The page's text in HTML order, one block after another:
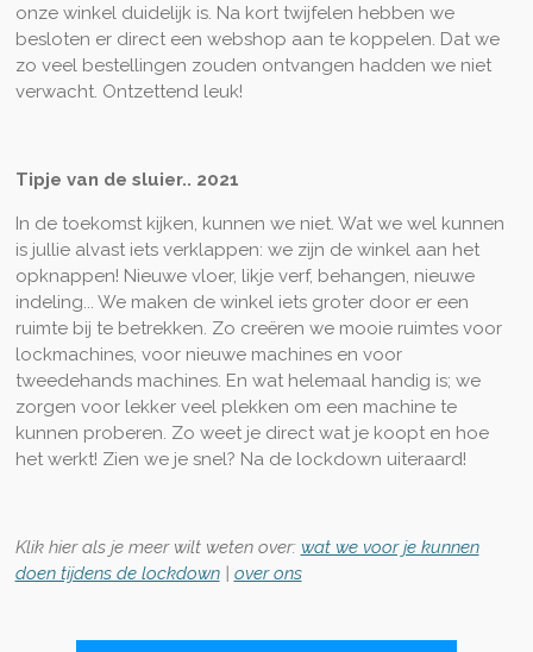
onze winkel duidelijk is. Na kort twijfelen hebben we
besloten er direct een webshop aan te koppelen. Dat we
zo veel bestellingen zouden ontvangen hadden we niet
verwacht. Ontzettend leuk!
Tipje van de sluier.. 2021
In de toekomst kijken, kunnen we niet. Wat we wel kunnen
is jullie alvast iets verklappen: we zijn de winkel aan het
opknappen! Nieuwe vloer, likje verf, behangen, nieuwe
indeling... We maken de winkel iets groter door er een
ruimte bij te betrekken. Zo creëren we mooie ruimtes voor
lockmachines, voor nieuwe machines en voor
tweedehands machines. En wat helemaal handig is; we
zorgen voor lekker veel plekken om een machine te
kunnen proberen. Zo weet je direct wat je koopt en hoe
het werkt! Zien we je snel? Na de lockdown uiteraard!
Klik hier als je meer wilt weten over: wat we voor je kunnen
doen tijdens de lockdown| over ons